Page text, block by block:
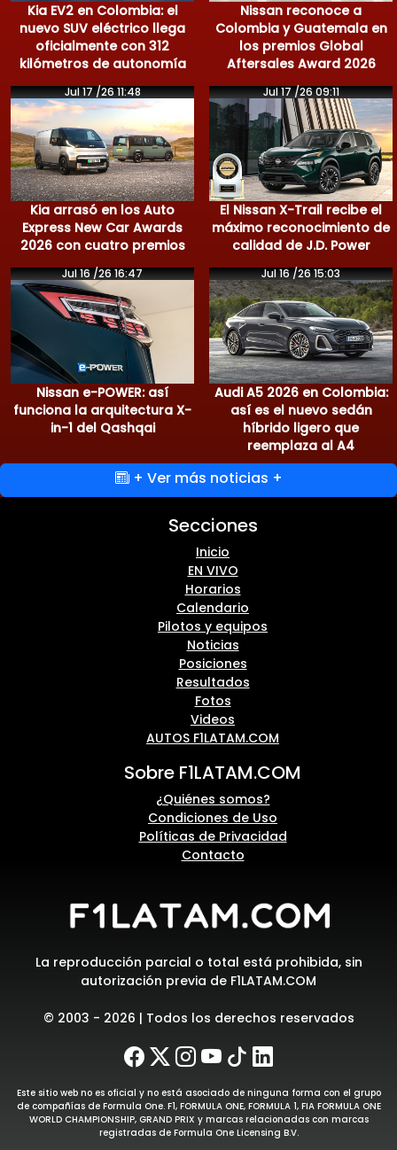
Kia EV2 en Colombia: el
nuevo SUV eléctrico llega
oficialmente con 312
kilómetros de autonomía
Nissan reconoce a
Colombia y Guatemala en
los premios Global
Aftersales Award 2026
Jul 17 /26 11:48
Kia arrasó en los Auto
Express New Car Awards
2026 con cuatro premios
Jul 17 /26 09:11
El Nissan X-Trail recibe el
máximo reconocimiento de
calidad de J.D. Power
Jul 16 /26 16:47
Nissan e-POWER: así
funciona la arquitectura X-
in-1 del Qashqai
Jul 16 /26 15:03
Audi A5 2026 en Colombia:
así es el nuevo sedán
híbrido ligero que
reemplaza al A4
+ Ver más noticias +
Secciones
Inicio
EN VIVO
Horarios
Calendario
Pilotos y equipos
Noticias
Posiciones
Resultados
Fotos
Videos
AUTOS F1LATAM.COM
Sobre F1LATAM.COM
¿Quiénes somos?
Condiciones de Uso
Políticas de Privacidad
Contacto
La reproducción parcial o total está prohibida, sin
autorización previa de F1LATAM.COM
© 2003 - 2026 | Todos los derechos reservados
Este sitio web no es oficial y no está asociado de ninguna forma con el grupo
de compañías de Formula One. F1, FORMULA ONE, FORMULA 1, FIA FORMULA ONE
WORLD CHAMPIONSHIP, GRAND PRIX y marcas relacionadas con marcas
registradas de Formula One Licensing B.V.